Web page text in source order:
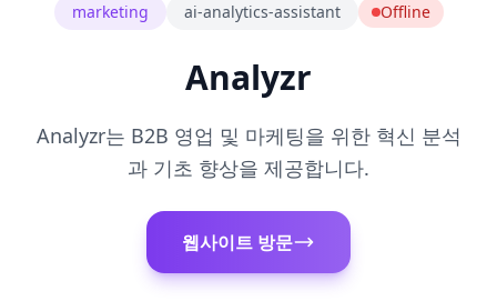
marketing ai-analytics-assistant Offline
Analyzr
Analyzr는 B2B 영업 및 마케팅을 위한 혁신 분석
과 기초 향상을 제공합니다.
웹사이트 방문